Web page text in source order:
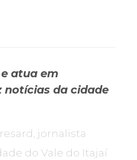
atua em
notícias da cidade
jornalista
do Vale do Itajaí